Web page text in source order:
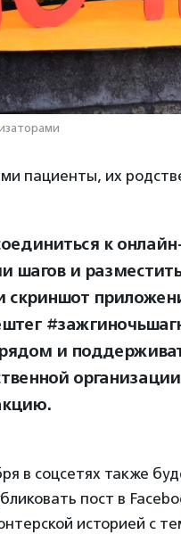
пациенты, их
к
шагов и
скриншот
и
в соцсетях также
пост в
историей с